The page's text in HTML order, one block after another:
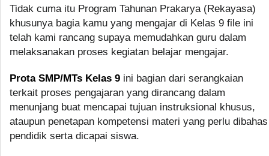
Tidak cuma itu Program Tahunan Prakarya (Rekayasa)
khusunya bagia kamu yang mengajar di Kelas 9 file ini
telah kami rancang supaya memudahkan guru dalam
melaksanakan proses kegiatan belajar mengajar.
Prota SMP/MTs Kelas 9 ini bagian dari serangkaian
terkait proses pengajaran yang dirancang dalam
menunjang buat mencapai tujuan instruksional khusus,
ataupun penetapan kompetensi materi yang perlu dibahas
pendidik serta dicapai siswa.